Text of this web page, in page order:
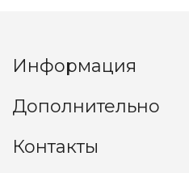
Информация
Дополнительно
Контакты